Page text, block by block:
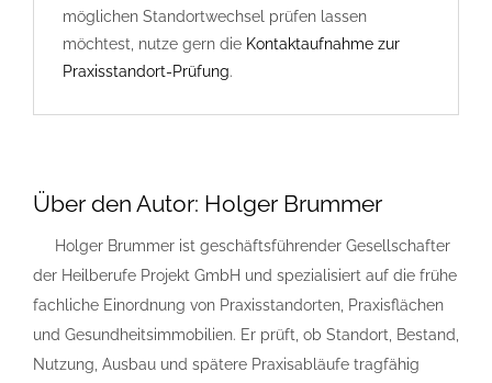
möglichen Standortwechsel prüfen lassen
möchtest, nutze gern die Kontaktaufnahme zur
Praxisstandort-Prüfung.
Über den Autor: Holger Brummer
Holger Brummer ist geschäftsführender Gesellschafter
der Heilberufe Projekt GmbH und spezialisiert auf die frühe
fachliche Einordnung von Praxisstandorten, Praxisflächen
und Gesundheitsimmobilien. Er prüft, ob Standort, Bestand,
Nutzung, Ausbau und spätere Praxisabläufe tragfähig